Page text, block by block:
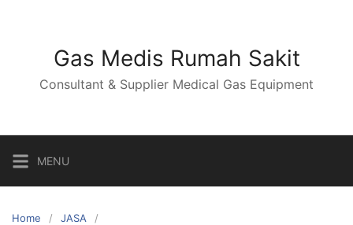
Gas Medis Rumah Sakit
Consultant & Supplier Medical Gas Equipment
MENU
Home
JASA